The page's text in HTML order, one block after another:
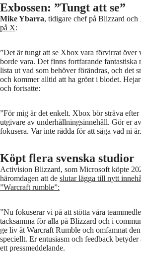
Exbossen: ”Tungt att se”
Mike Ybarra, tidigare chef på Blizzard och
på X:
”Det är tungt att se Xbox vara förvirrat över
borde vara. Det finns fortfarande fantastiska
lista ut vad som behöver förändras, och det
och kommer alltid att ha grönt i blodet.
och fortsatte:
”För mig är det enkelt. Xbox bör sträva efter
utgivare av underhållningsinnehåll. Gör er
fokusera. Var inte rädda för att säga vad ni
Köpt flera svenska studior
Activision Blizzard, som Microsoft köpte
häromdagen att de slutar lägga till nytt
”Warcraft rumble”:
”Nu fokuserar vi på att stötta våra
tacksamma för alla på Blizzard och i
ge liv åt Warcraft Rumble och omfamnat
speciellt. Er entusiasm och feedback
ett pressmeddelande.